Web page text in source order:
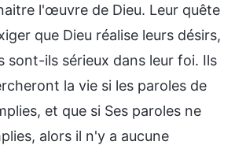
l'œuvre de Dieu. Leur quête
que Dieu réalise leurs désirs,
sont-ils sérieux dans leur foi. Ils
la vie si les paroles de
et que si Ses paroles ne
alors il n'y a aucune